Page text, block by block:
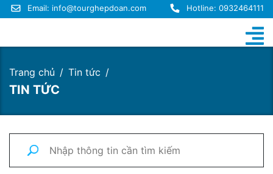
Email: info@tourghepdoan.com Hotline: 0932464111
Trang chủ Tin tức
TIN TỨC